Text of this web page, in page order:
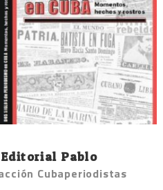
Pablo
Cubaperiodistas